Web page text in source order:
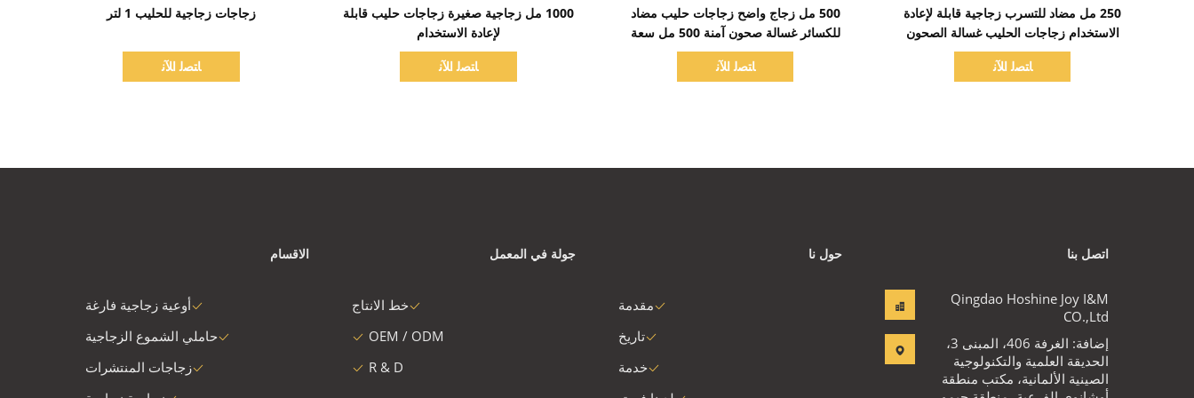
زجاجات زجاجية للحليب 1 لتر
ﺎﺘﺼﻟ ﺍﻶﻧ
1000 مل زجاجية صغيرة زجاجات حليب قابلة
لإعادة الاستخدام
ﺎﺘﺼﻟ ﺍﻶﻧ
500 مل زجاج واضح زجاجات حليب مضاد
للكسائر غسالة صحون آمنة 500 مل سعة
زجاجة قابلة لإعادة الاستخدام
ﺎﺘﺼﻟ ﺍﻶﻧ
250 مل مضاد للتسرب زجاجية قابلة لإعادة
الاستخدام زجاجات الحليب غسالة الصحون
آمنة واضحة مستدامة صديقة للبيئة
ﺎﺘﺼﻟ ﺍﻶﻧ
الاقسام
أوعية زجاجية فارغة
حاملي الشموع الزجاجية
زجاجات المنتشرات
جولة في المعمل
خط الانتاج
OEM / ODM
R & D
حول نا
مقدمة
تاريخ
خدمة
اتصل بنا
Qingdao Hoshine Joy I&M
CO.,Ltd
إضافة: الغرفة 406، المبنى 3،
الحديقة العلمية والتكنولوجية
الصينية الألمانية، مكتب منطقة